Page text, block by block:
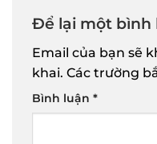
Để lại một bình
Email của bạn sẽ
khai. Các trường
Bình luận *